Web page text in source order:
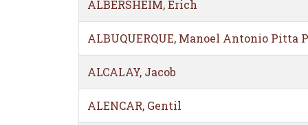
ALBERSHEIM, Erich
ALBUQUERQUE, Manoel Antonio Pitta
ALCALAY, Jacob
ALENCAR, Gentil